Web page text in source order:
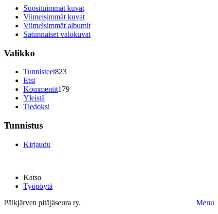
Suosituimmat kuvat
Viimeisimmät kuvat
Viimeisimmät albumit
Satunnaiset valokuvat
Valikko
Tunnisteet823
Etsi
Kommentit179
Yleistä
Tiedoksi
Tunnistus
Kirjaudu
Katso
Työpöytä
Pälkjärven pitäjäseura ry.
Menu